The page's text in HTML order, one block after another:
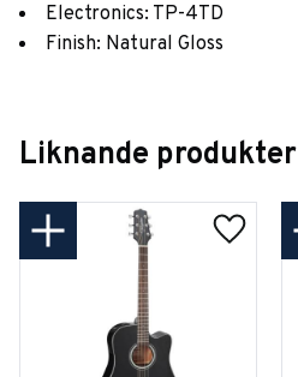
Electronics: TP-4TD
Finish: Natural Gloss
Liknande produkter